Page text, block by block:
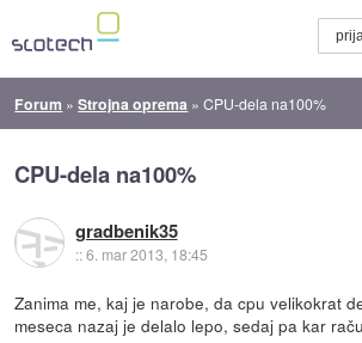
Forum »Strojna oprema »CPU-dela na100%
CPU-dela na100%
gradbenik35
::6. mar 2013, 18:45
Zanima me, kaj je narobe, da cpu velikokrat
meseca nazaj je delalo lepo, sedaj pa kar